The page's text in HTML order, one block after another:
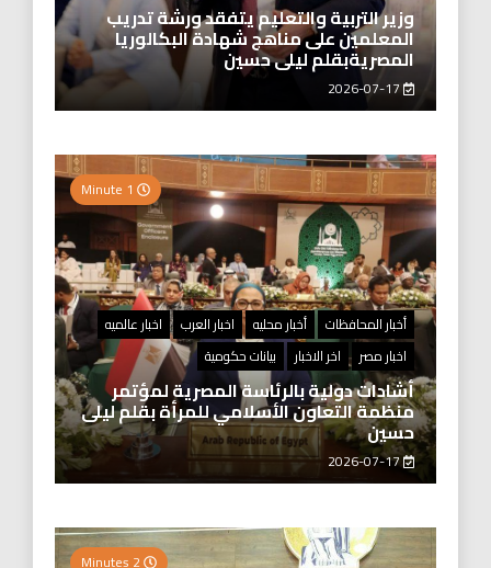
وزير التربية والتعليم يتفقد ورشة تدريب
المعلمين على مناهج شهادة البكالوريا
المصريةبقلم ليلى حسين
2026-07-17
أخبار المحافظات أخبار محليه اخبار العرب
اخبار عالميه
اخبار مصر
اخر الاخبار بيانات حكومية
أشادات دولية بالرئاسة المصرية لمؤتمر
منظمة التعاون الأسلامي للمرأة بقلم ليلى
حسين
2026-07-17